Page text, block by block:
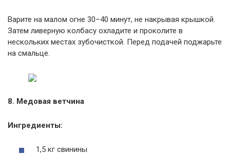
Варите на малом огне 30–40 минут, не накрывая крышкой.
Затем ливерную колбасу охладите и проколите в
нескольких местах зубочисткой. Перед подачей поджарьте
на смальце.
8. Медовая ветчина
Ингредиенты:
1,5 кг свинины